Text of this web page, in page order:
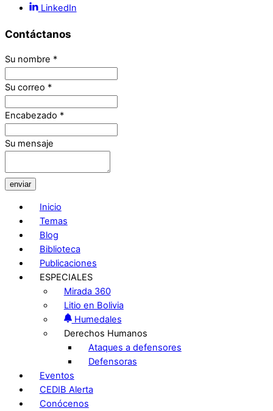
LinkedIn
Contáctanos
Su nombre *
Su correo *
Encabezado *
Su mensaje
enviar
Inicio
Temas
Blog
Biblioteca
Publicaciones
ESPECIALES
Mirada 360
Litio en Bolivia
Humedales
Derechos Humanos
Ataques a defensores
Defensoras
Eventos
CEDIB Alerta
Conócenos